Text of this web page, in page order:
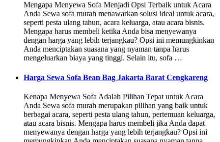
Mengapa Menyewa Sofa Menjadi Opsi Terbaik untuk Acara
Anda Sewa sofa murah menawarkan solusi ideal untuk acara,
seperti pesta ulang tahun, acara keluarga, atau acara bisnis.
Mengapa harus membeli ketika Anda bisa menyewanya
dengan harga yang lebih terjangkau? Opsi ini memungkinkan
Anda menciptakan suasana yang nyaman tanpa harus
mengeluarkan biaya yang tinggi. Selain itu, sofa …
Harga Sewa Sofa Bean Bag Jakarta Barat Cengkareng
Kenapa Menyewa Sofa Adalah Pilihan Tepat untuk Acara
Anda Sewa sofa murah merupakan pilihan yang baik untuk
berbagai acara, seperti pesta ulang tahun, pertemuan keluarga,
atau acara bisnis. Mengapa harus membeli jika Anda dapat
menyewanya dengan harga yang lebih terjangkau? Opsi ini